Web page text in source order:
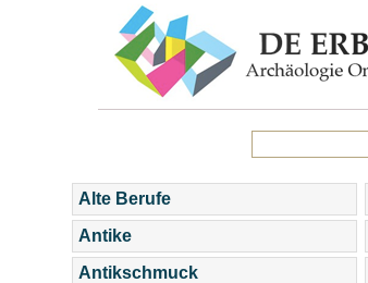
Alte Berufe
Antike
Antikschmuck